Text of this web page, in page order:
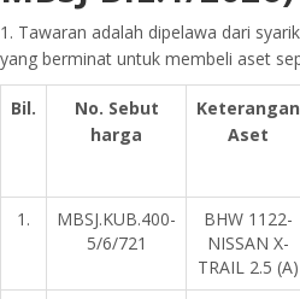
1. Tawaran adalah dipelawa dari
yang berminat untuk membeli aset
Bil.
No. Sebut
harga
Keterangan
Aset
1.
MBSJ.KUB.400-
5/6/721
BHW 1122-
NISSAN X-
TRAIL 2.5 (A)